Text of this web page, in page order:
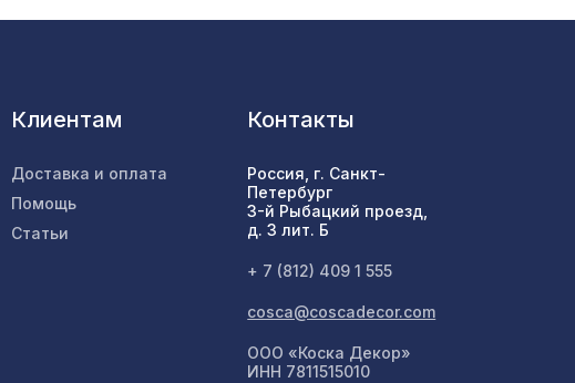
1669 ₽
600х600мм,
Клиентам
Доставка и оплата
Помощь
Статьи
Контакты
Россия, г. Санкт-
Петербург
3-й Рыбацкий проезд,
д. 3 лит. Б
+ 7 (812) 409 1 555
cosca@coscadecor.com
ООО «Коска Декор»
ИНН 7811515010